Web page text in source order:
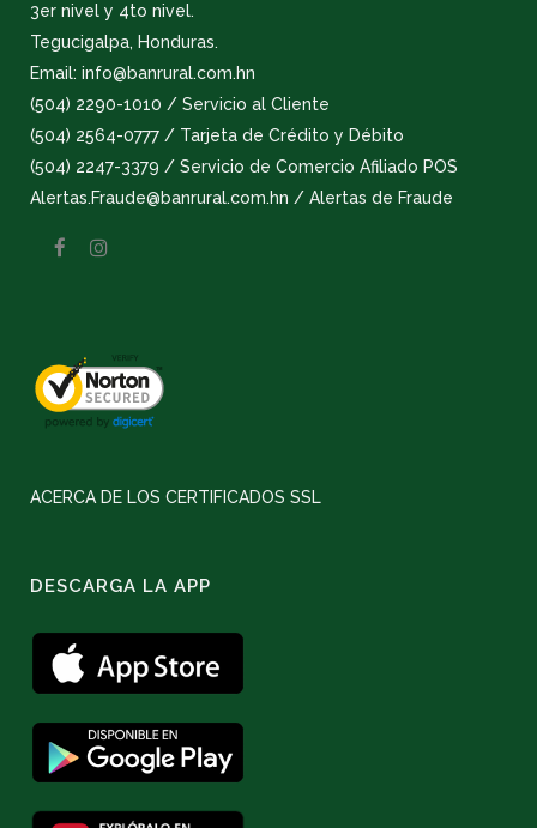
3er nivel y 4to nivel.
Tegucigalpa, Honduras.
Email: info@banrural.com.hn
(504) 2290-1010 / Servicio al Cliente
(504) 2564-0777 / Tarjeta de Crédito y Débito
(504) 2247-3379 / Servicio de Comercio Afiliado POS
Alertas.Fraude@banrural.com.hn / Alertas de Fraude
ACERCA DE LOS CERTIFICADOS SSL
DESCARGA LA APP